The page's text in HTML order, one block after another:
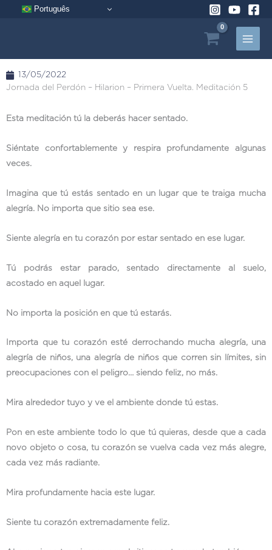
Português
13/05/2022
Jornada del Perdón – Hilarion – Primera Vuelta. Meditación 5
Esta meditación tú la deberás hacer sentado.
Siéntate confortablemente y respira profundamente algunas
veces.
Imagina que tú estás sentado en un lugar que te traiga mucha
alegría. No importa que sitio sea ese.
Siente alegría en tu corazón por estar sentado en ese lugar.
Tú podrás estar parado, sentado directamente al suelo,
acostado en aquel lugar.
No importa la posición en que tú estarás.
Importa que tu corazón esté derrochando mucha alegría, una
alegría de niños, una alegría de niños que corren sin límites, sin
preocupaciones con el peligro… siendo feliz, no más.
Mira alrededor tuyo y ve el ambiente donde tú estas.
Pon en este ambiente todo lo que tú quieras, desde que a cada
novo objeto o cosa, tu corazón se vuelva cada vez más alegre,
cada vez más radiante.
Mira profundamente hacia este lugar.
Siente tu corazón extremadamente feliz.